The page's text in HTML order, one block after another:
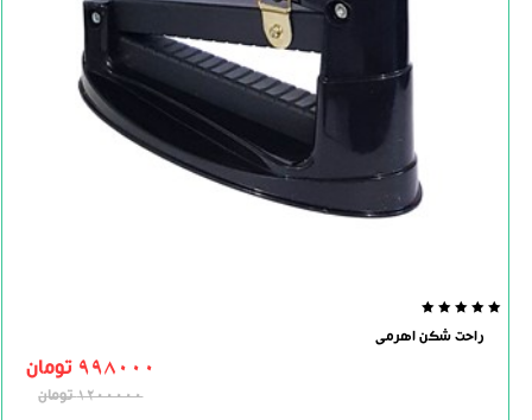
out
راحت شکن اهرمی
998000 تومان
1200000تومان